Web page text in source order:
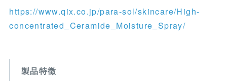
https://www.qix.co.jp/para-sol/skincare/High-
concentrated_Ceramide_Moisture_Spray/
製品特徴